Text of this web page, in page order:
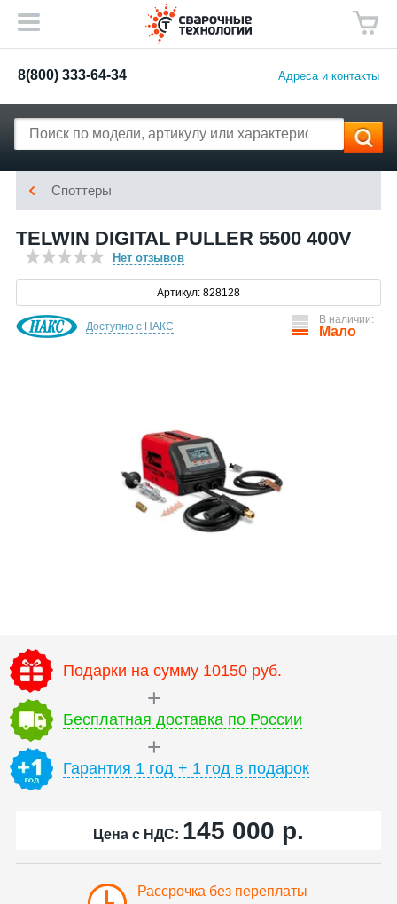
8(800) 333-64-34 Адреса и контакты
Споттеры
TELWIN DIGITAL PULLER 5500 400V
Нет отзывов
Артикул: 828128
Доступно с НАКС
В наличии:
Мало
Подарки на сумму 10150 руб.
Бесплатная доставка по России
Гарантия 1 год + 1 год в подарок
Цена с НДС: 145 000 р.
Рассрочка без переплаты